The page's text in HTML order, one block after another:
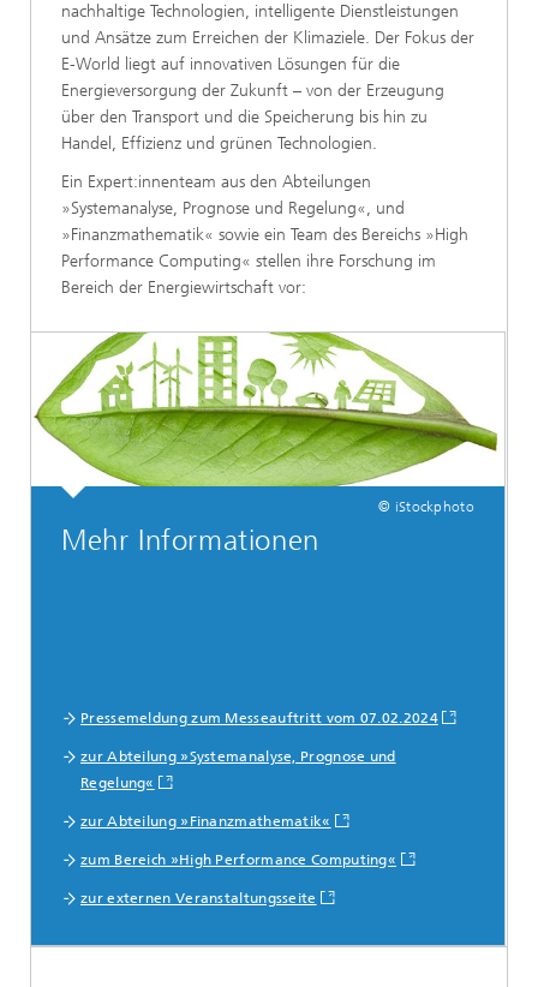
nachhaltige Technologien, intelligente Dienstleistungen
und Ansätze zum Erreichen der Klimaziele. Der Fokus der
E-World liegt auf innovativen Lösungen für die
Energieversorgung der Zukunft – von der Erzeugung
über den Transport und die Speicherung bis hin zu
Handel, Effizienz und grünen Technologien.
Ein Expert:innenteam aus den Abteilungen
»Systemanalyse, Prognose und Regelung«, und
»Finanzmathematik« sowie ein Team des Bereichs »High
Performance Computing« stellen ihre Forschung im
Bereich der Energiewirtschaft vor:
© iStockphoto
Mehr Informationen
Pressemeldung zum Messeauftritt vom 07.02.2024
zur Abteilung »Systemanalyse, Prognose und
Regelung«
zur Abteilung »Finanzmathematik«
zum Bereich »High Performance Computing«
zur externen Veranstaltungsseite